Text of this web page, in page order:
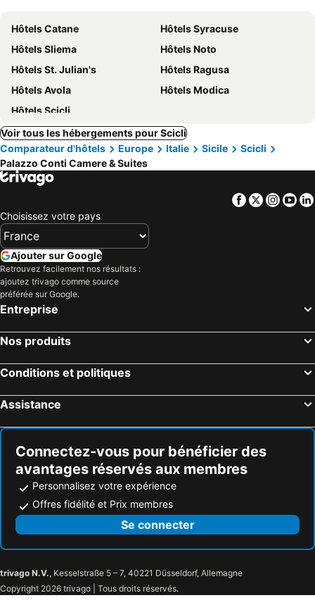
Hôtels Catane
Hôtels Syracuse
Hôtels Sliema
Hôtels Noto
Hôtels St. Julian's
Hôtels Ragusa
Hôtels Avola
Hôtels Modica
Hôtels Scicli
Voir tous les hébergements pour Scicli
Comparateur d'hôtels
Europe Italie Sicile
Scicli
Palazzo Conti Camere & Suites
Facebook
Twitter
Choisissez votre pays
Ajouter sur Google
Retrouvez facilement nos résultats :
ajoutez trivago comme source
préférée sur Google.
Entreprise
Nos produits
Conditions et politiques
Assistance
Connectez-vous pour bénéficier des
avantages réservés aux membres
Personnalisez votre expérience
Offres fidélité et Prix membres
Se connecter
trivago N.V., Kesselstraße 5 – 7, 40221 Düsseldorf, Allemagne
Copyright 2026 trivago | Tous droits réservés.